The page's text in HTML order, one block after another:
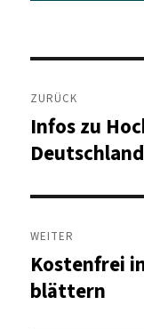
ZURÜCK
Vorheriger
Beitrag:
Infos zu
Deutschland
WEITER
Nächster
Beitrag:
Kostenfrei
blättern